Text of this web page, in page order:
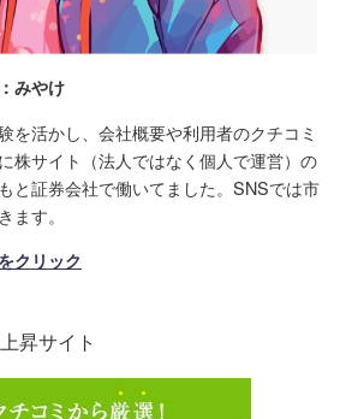
みやけ
を活かし、会社概要や利用者のクチコミ
株サイト（法人ではなく個人で運営）の
と証券会社で働いてました。SNSでは市
す。
クリック
昇サイト